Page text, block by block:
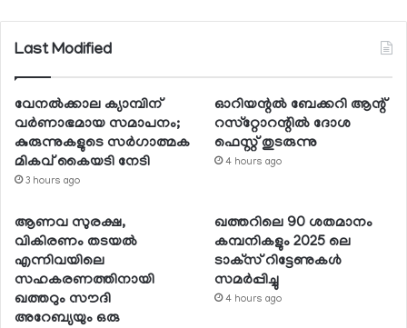
Last Modified
വേനല്‍ക്കാല ക്യാമ്പിന്
വര്‍ണാഭമായ സമാപനം;
കുരുന്നുകളുടെ സര്‍ഗാത്മക
മികവ് കൈയടി നേടി
3 hours ago
ഓറിയന്റല്‍ ബേക്കറി ആന്റ്
റസ്‌റ്റോറന്റില്‍ ദോശ
ഫെസ്റ്റ് തുടരുന്നു
4 hours ago
ആണവ സുരക്ഷ,
വികിരണം തടയല്‍
എന്നിവയിലെ
സഹകരണത്തിനായി
ഖത്തറും സൗദി
അറേബ്യയും ഒരു
ഖത്തറിലെ 90 ശതമാനം
കമ്പനികളും 2025 ലെ
ടാക്‌സ് റിട്ടേണുകള്‍
സമര്‍പ്പിച്ചു
4 hours ago